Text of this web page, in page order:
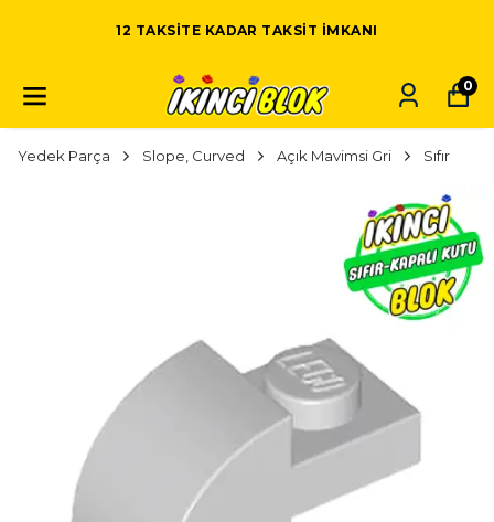
12 TAKSITE KADAR TAKSIT IMKANI
0
Yedek Parça Slope, Curved Açık Mavimsi Gri Sıfır